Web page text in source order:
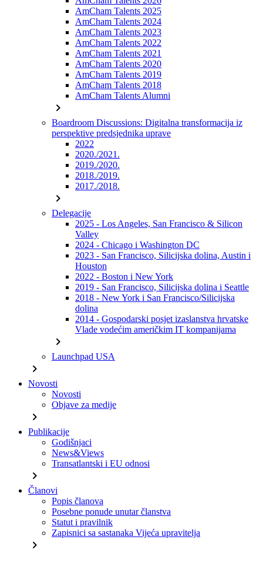
AmCham Talents 2025
AmCham Talents 2024
AmCham Talents 2023
AmCham Talents 2022
AmCham Talents 2021
AmCham Talents 2020
AmCham Talents 2019
AmCham Talents 2018
AmCham Talents Alumni
chevron_right
Boardroom Discussions: Digitalna transformacija iz
perspektive predsjednika uprave
2022
2020./2021.
2019./2020.
2018./2019.
2017./2018.
chevron_right
Delegacije
2025 - Los Angeles, San Francisco & Silicon
Valley
2024 - Chicago i Washington DC
2023 - San Francisco, Silicijska dolina, Austin i
Houston
2022 - Boston i New York
2019 - San Francisco, Silicijska dolina i Seattle
2018 - New York i San Francisco/Silicijska
dolina
2014 - Gospodarski posjet izaslanstva hrvatske
Vlade vodećim američkim IT kompanijama
chevron_right
Launchpad USA
chevron_right
Novosti
Novosti
Objave za medije
chevron_right
Publikacije
Godišnjaci
News&Views
Transatlantski i EU odnosi
chevron_right
Članovi
Popis članova
Posebne ponude unutar članstva
Statut i pravilnik
Zapisnici sa sastanaka Vijeća upravitelja
chevron_right